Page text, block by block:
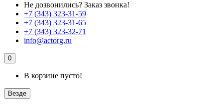
Не дозвонились? Заказ звонка!
+7 (343) 323-31-59
+7 (343) 323-31-65
+7 (343) 323-32-71
info@actorg.ru
0
В корзине пусто!
Везде